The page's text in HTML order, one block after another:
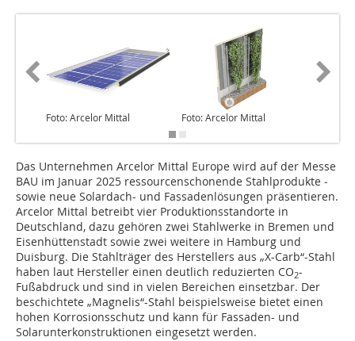
Foto: Arcelor Mittal Foto: Arcelor Mittal
Das Unternehmen Arcelor Mittal Europe wird auf der Messe
BAU im Januar 2025 ressourcen­schonende Stahlprodukte ­
sowie neue Solardach- und Fassadenlösungen präsentieren.
Arcelor Mittal betreibt vier Produktionsstandorte in
Deutschland, dazu gehören zwei Stahlwerke in Bremen und
Eisenhüttenstadt sowie zwei weitere in Hamburg und
Duisburg. Die Stahlträger des Herstellers aus „X-Carb“-Stahl
haben laut Hersteller einen deutlich reduzierten CO2-
Fußabdruck und sind in vielen Bereichen einsetzbar. Der
beschichtete „Magnelis“-Stahl beispielsweise bietet einen
hohen Korrosionsschutz und kann für Fassaden- und
Solarunterkonstruktionen eingesetzt werden.